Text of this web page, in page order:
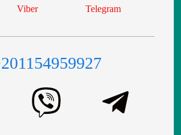
Viber Telegram